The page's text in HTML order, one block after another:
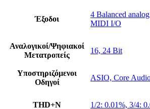
Έξοδοι
4 Balanced
MIDI I/O
Αναλογικοί/Ψηφιακοί
Μετατροπείς
16, 24 Bit
Υποστηριζόμενοι
Οδηγοί
ASIO, Core
THD+N 1/2: 0.01%, 3/4: